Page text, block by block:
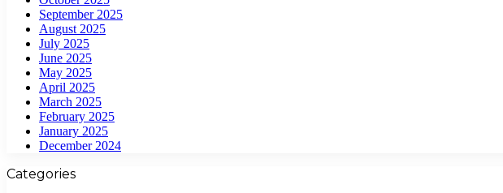
September 2025
August 2025
July 2025
June 2025
May 2025
April 2025
March 2025
February 2025
January 2025
December 2024
Categories